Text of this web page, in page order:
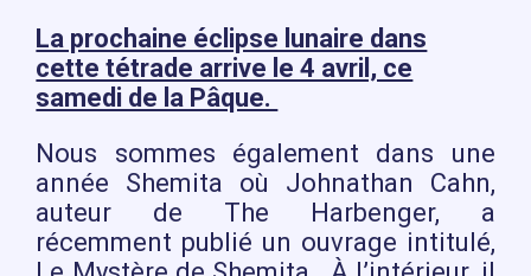
La prochaine éclipse lunaire dans
cette tétrade arrive le 4 avril, ce
samedi de la Pâque.
Nous sommes également dans une
année Shemita où Johnathan Cahn,
auteur de The Harbenger, a
récemment publié un ouvrage intitulé,